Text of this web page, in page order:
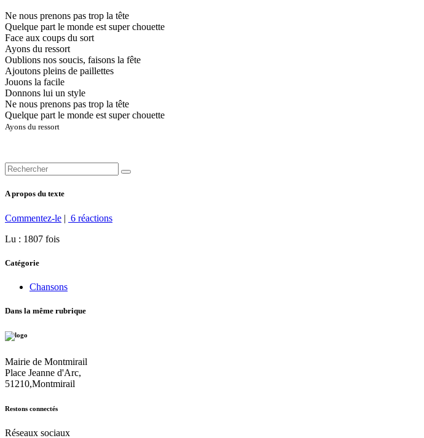
Ne nous prenons pas trop la tête
Quelque part le monde est super chouette
Face aux coups du sort
Ayons du ressort
Oublions nos soucis, faisons la fête
Ajoutons pleins de paillettes
Jouons la facile
Donnons lui un style
Ne nous prenons pas trop la tête
Quelque part le monde est super chouette
Ayons du ressort
A propos du texte
Commentez-le | 6 réactions
Lu : 1807 fois
Catégorie
Chansons
Dans la même rubrique
Mairie de Montmirail
Place Jeanne d'Arc,
51210,Montmirail
Restons connectés
Réseaux sociaux